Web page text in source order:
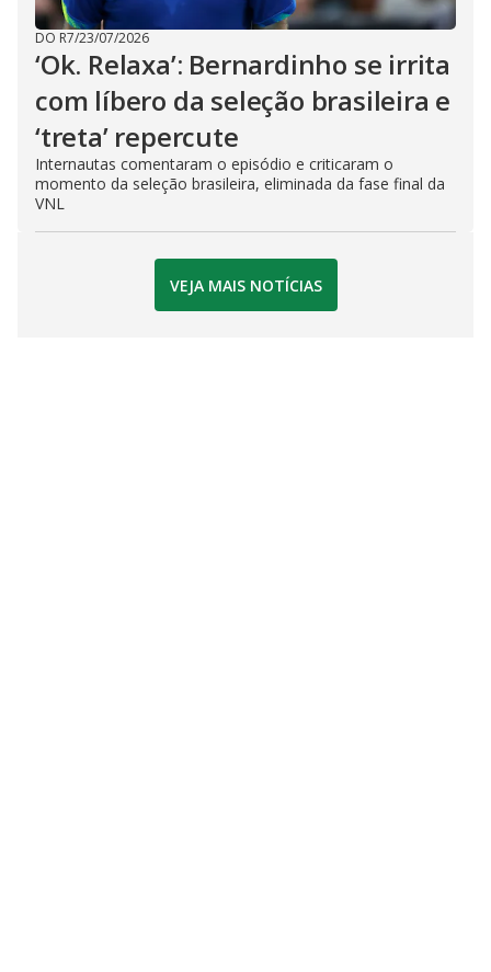
DO R7/23/07/2026
‘Ok. Relaxa’: Bernardinho se irrita
com líbero da seleção brasileira e
‘treta’ repercute
Internautas comentaram o episódio e criticaram o
momento da seleção brasileira, eliminada da fase final da
VNL
VEJA MAIS NOTÍCIAS